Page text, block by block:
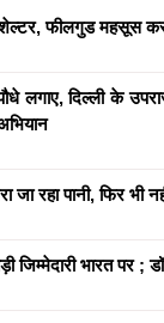
शेल्टर, फीलगुड महसूस
लगाए, दिल्ली के
रहा पानी, फिर भी
जिम्मेदारी भारत पर ;